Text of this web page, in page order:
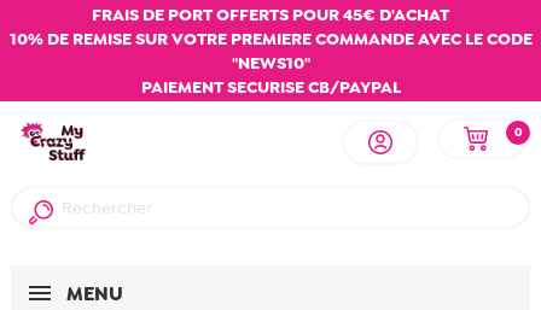
FRAIS DE PORT OFFERTS POUR 45€ D'ACHAT
10% DE REMISE SUR VOTRE PREMIERE COMMANDE AVEC LE CODE
"NEWS10"
PAIEMENT SECURISE CB/PAYPAL
0
MENU